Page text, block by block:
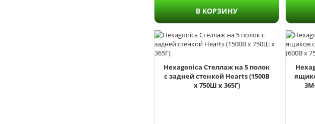
В КОРЗИНУ
Hexagonica Стеллаж на 5 полок
с задней стенкой Hearts (1500В
х 750Ш х 365Г)